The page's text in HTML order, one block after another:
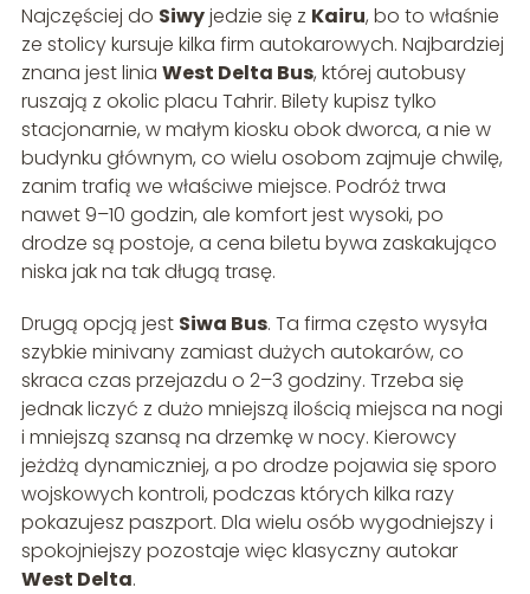
Najczęściej do Siwyjedzie się z Kairu, bo to właśnie
ze stolicy kursuje kilka firm autokarowych. Najbardziej
znana jest linia West Delta Bus, której autobusy
ruszają z okolic placu Tahrir. Bilety kupisz tylko
stacjonarnie, w małym kiosku obok dworca, a nie w
budynku głównym, co wielu osobom zajmuje chwilę,
zanim trafią we właściwe miejsce. Podróż trwa
nawet 9–10 godzin, ale komfort jest wysoki, po
drodze są postoje, a cena biletu bywa zaskakująco
niska jak na tak długą trasę.
Drugą opcją jest Siwa Bus. Ta firma często wysyła
szybkie minivany zamiast dużych autokarów, co
skraca czas przejazdu o 2–3 godziny. Trzeba się
jednak liczyć z dużo mniejszą ilością miejsca na nogi
i mniejszą szansą na drzemkę w nocy. Kierowcy
jeżdżą dynamiczniej, a po drodze pojawia się sporo
wojskowych kontroli, podczas których kilka razy
pokazujesz paszport. Dla wielu osób wygodniejszy i
spokojniejszy pozostaje więc klasyczny autokar
West Delta.